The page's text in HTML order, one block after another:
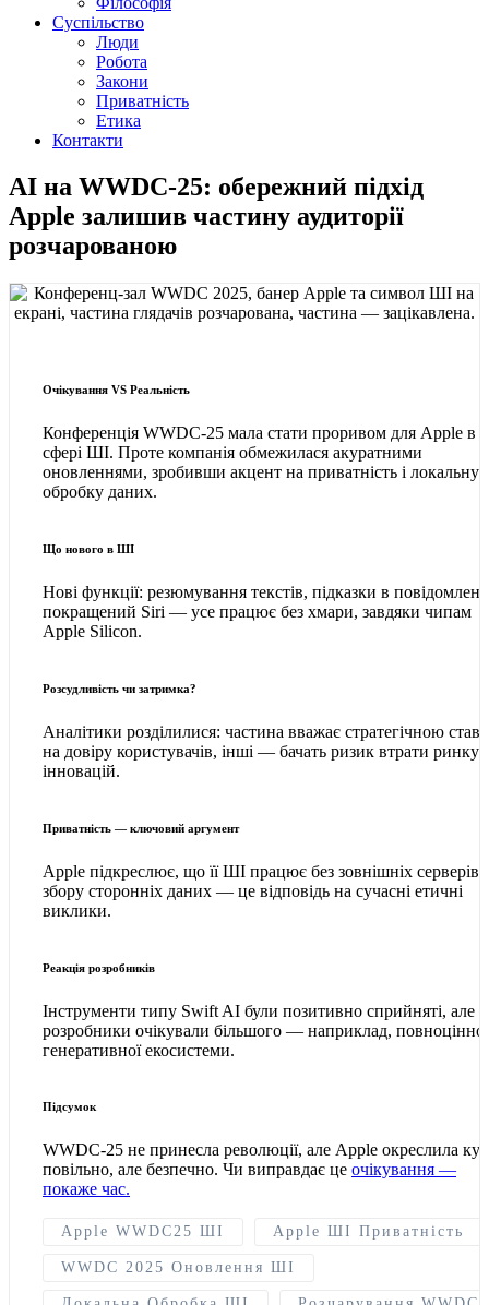
Суспільство
Люди
Робота
Закони
Приватність
Етика
Контакти
AI на WWDC‑25: обережний підхід
Apple залишив частину аудиторії
розчарованою
Очікування VS Реальність
Конференція WWDC-25 мала стати проривом для Apple в
сфері ШІ. Проте компанія обмежилася акуратними
оновленнями, зробивши акцент на приватність і локальну
обробку даних.
Що нового в ШІ
Нові функції: резюмування текстів, підказки в
покращений Siri — усе працює без хмари, завдяки чипам
Apple Silicon.
Розсудливість чи затримка?
Аналітики розділилися: частина вважає стратегічною
на довіру користувачів, інші — бачать ризик втрати ринку
інновацій.
Приватність — ключовий аргумент
Apple підкреслює, що її ШІ працює без зовнішніх серверів,
збору сторонніх даних — це відповідь на сучасні етичні
виклики.
Реакція розробників
Інструменти типу Swift AI були позитивно сприйняті, але
розробники очікували більшого — наприклад, повноцінної
генеративної екосистеми.
Підсумок
WWDC‑25 не принесла революції, але Apple окреслила
повільно, але безпечно. Чи виправдає це очікування —
покаже час.
Apple WWDC25 ШІ Apple ШІ Приватність
WWDC 2025 Оновлення ШІ